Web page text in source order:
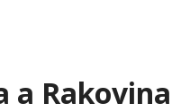
a Rakovina